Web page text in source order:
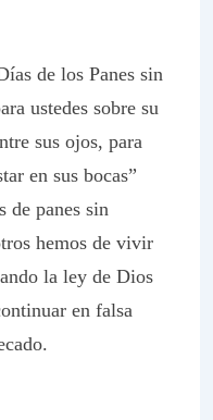
de los Panes sin
ustedes sobre su
sus ojos, para
en sus bocas”
de panes sin
hemos de vivir
la ley de Dios
en falsa